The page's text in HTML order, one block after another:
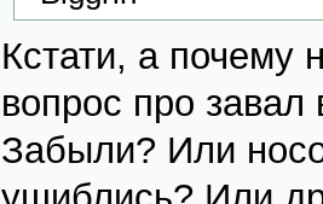
Кстати, а почему
вопрос про
Забыли? Или